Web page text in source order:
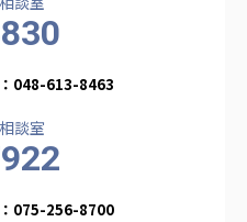
：048-613-8463
談室
：075-256-8700